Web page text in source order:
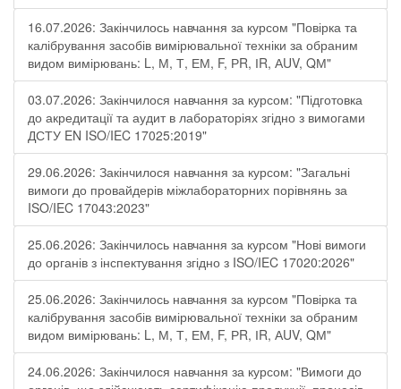
16.07.2026: Закінчилось навчання за курсом "Повірка та
калібрування засобів вимірювальної техніки за обраним
видом вимірювань: L, М, Т, ЕМ, F, РR, ІR, АUV, QМ"
03.07.2026: Закінчилося навчання за курсом: "Підготовка
до акредитації та аудит в лабораторіях згідно з вимогами
ДСТУ EN ISO/IEC 17025:2019"
29.06.2026: Закінчилося навчання за курсом: "Загальні
вимоги до провайдерів міжлабораторних порівнянь за
ISO/IEC 17043:2023"
25.06.2026: Закінчилось навчання за курсом "Нові вимоги
до органів з інспектування згідно з ISO/IEC 17020:2026"
25.06.2026: Закінчилось навчання за курсом "Повірка та
калібрування засобів вимірювальної техніки за обраним
видом вимірювань: L, М, Т, ЕМ, F, РR, ІR, АUV, QМ"
24.06.2026: Закінчилося навчання за курсом: "Вимоги до